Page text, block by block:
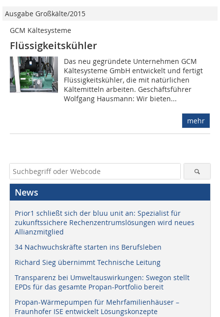
Ausgabe Großkälte/2015
GCM Kältesysteme
Flüssigkeitskühler
Das neu gegründete Unternehmen GCM
Kältesysteme GmbH entwickelt und fertigt
Flüssigkeitskühler, die mit natürlichen
Kältemitteln arbeiten. Geschäftsführer
Wolfgang Hausmann: Wir bieten...
mehr
News
Prior1 schließt sich der bluu unit an: Spezialist für
zukunftssichere Rechenzentrumslösungen wird neues
Allianzmitglied
34 Nachwuchskräfte starten ins Berufsleben
Richard Sieg übernimmt Technische Leitung
Transparenz bei Umweltauswirkungen: Swegon stellt
EPDs für das gesamte Propan-Portfolio bereit
Propan-Wärmepumpen für Mehrfamilienhäuser –
Fraunhofer ISE entwickelt Lösungskonzepte